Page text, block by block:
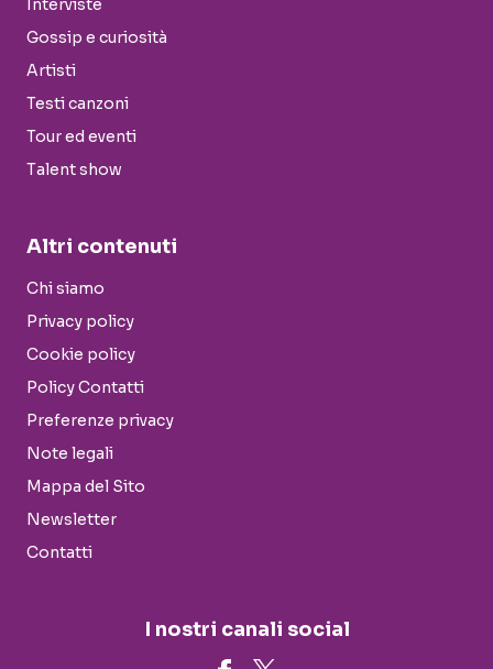
Interviste
Gossip e curiosità
Artisti
Testi canzoni
Tour ed eventi
Talent show
Altri contenuti
Chi siamo
Privacy policy
Cookie policy
Policy Contatti
Preferenze privacy
Note legali
Mappa del Sito
Newsletter
Contatti
I nostri canali social